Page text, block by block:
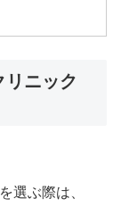
リニック
選ぶ際は、